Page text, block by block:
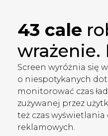
43 cale
wrażenie.
Screen wyróżnia się
o niespotykanych
monitorować czas
zużywanej przez
też czas
reklamowych.